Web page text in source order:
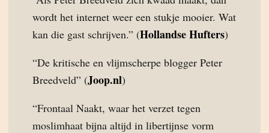
wordt het internet weer een stukje mooier. Wat
kan die gast schrijven.” (Hollandse Hufters)
“De kritische en vlijmscherpe blogger Peter
Breedveld” (Joop.nl)
“Frontaal Naakt, waar het verzet tegen
moslimhaat bijna altijd in libertijnse vorm